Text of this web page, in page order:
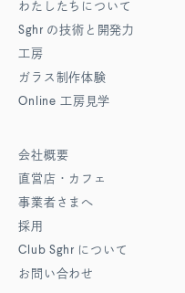
わたしたちについて
Sghr の技術と開発力
工房
ガラス制作体験
Online 工房見学
会社概要
直営店・カフェ
事業者さまへ
採用
Club Sghr について
お問い合わせ